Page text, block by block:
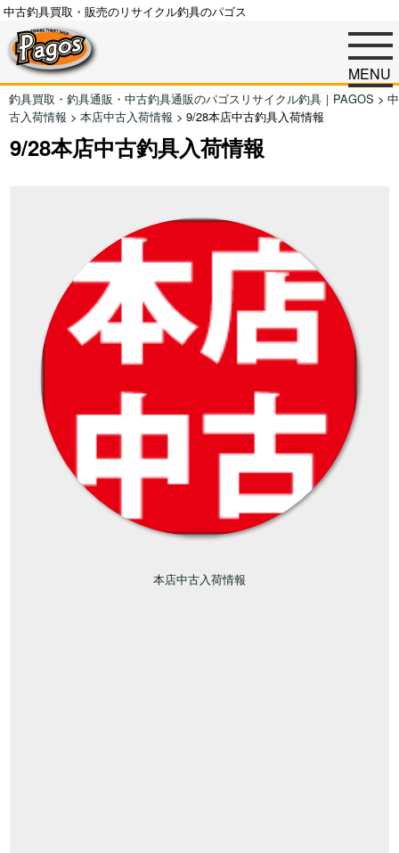
中古釣具買取・販売のリサイクル釣具のパゴス
MENU
釣具買取・釣具通販・中古釣具通販のパゴスリサイクル釣具｜PAGOS > 中
古入荷情報 > 本店中古入荷情報 > 9/28本店中古釣具入荷情報
9/28本店中古釣具入荷情報
本店中古入荷情報